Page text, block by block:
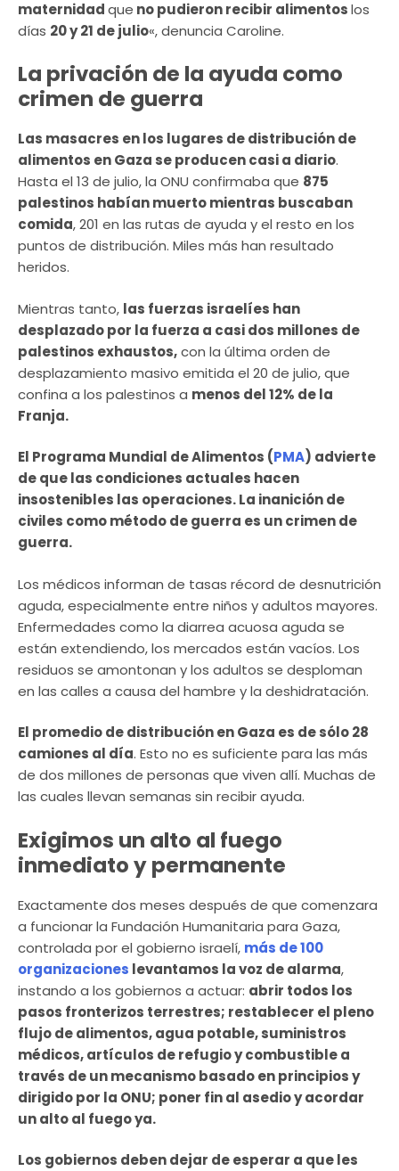
maternidadque no pudieron recibir alimentoslos
días 20 y 21 de julio«, denuncia Caroline.
La privación de la ayuda como
crimen de guerra
Las masacres en los lugares de distribución de
alimentos en Gaza se producen casi a diario.
Hasta el 13 de julio, la ONU confirmaba que 875
palestinos habían muerto mientras buscaban
comida, 201 en las rutas de ayuda y el resto en los
puntos de distribución. Miles más han resultado
heridos.
Mientras tanto, las fuerzas israelíes han
desplazado por la fuerza a casi dos millones de
palestinos exhaustos,con la última orden de
desplazamiento masivo emitida el 20 de julio, que
confina a los palestinos a menos del 12% de la
Franja.
El Programa Mundial de Alimentos (PMA) advierte
de que las condiciones actuales hacen
insostenibles las operaciones. La inanición de
civiles como método de guerra es un crimen de
guerra.
Los médicos informan de tasas récord de desnutrición
aguda, especialmente entre niños y adultos mayores.
Enfermedades como la diarrea acuosa aguda se
están extendiendo, los mercados están vacíos. Los
residuos se amontonan y los adultos se desploman
en las calles a causa del hambre y la deshidratación.
El promedio de distribución en Gaza es de sólo 28
camiones al día. Esto no es suficiente para las más
de dos millones de personas que viven allí. Muchas de
las cuales llevan semanas sin recibir ayuda.
Exigimos un alto al fuego
inmediato y permanente
Exactamente dos meses después de que comenzara
a funcionar la Fundación Humanitaria para Gaza,
controlada por el gobierno israelí, más de 100
organizaciones levantamos la voz de alarma,
instando a los gobiernos a actuar: abrir todos los
pasos fronterizos terrestres; restablecer el pleno
flujo de alimentos, agua potable, suministros
médicos, artículos de refugio y combustible a
través de un mecanismo basado en principios y
dirigido por la ONU; poner fin al asedio y acordar
un alto al fuego ya.
Los gobiernos deben dejar de esperar a que les